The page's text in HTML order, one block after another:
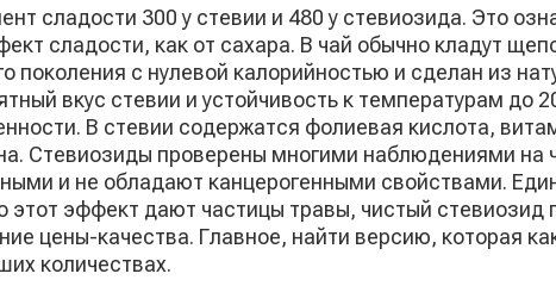
сладости 300 у стевии и 480 у стевиозида. Это
сладости, как от сахара. В чай обычно кладут
поколения с нулевой калорийностью и сделан из
вкус стевии и устойчивость к температурам
В стевии содержатся фолиевая кислота,
Стевиозиды проверены многими наблюдениями на
и не обладают канцерогенными свойствами.
этот эффект дают частицы травы, чистый
цены-качества. Главное, найти версию, которая
количествах.